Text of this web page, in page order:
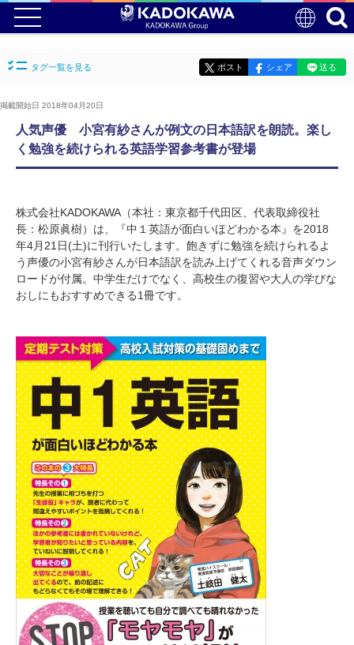
タグ一覧を見る ポスト シェア 送る
掲載開始日 2018年04月20日
人気声優 小宮有紗さんが例文の日本語訳を朗読。楽し
く勉強を続けられる英語学習参考書が登場
株式会社KADOKAWA（本社：東京都千代田区、代表取締役社
長：松原眞樹）は、『中１英語が面白いほどわかる本』を2018
年4月21日(土)に刊行いたします。飽きずに勉強を続けられるよ
う声優の小宮有紗さんが日本語訳を読み上げてくれる音声ダウン
ロードが付属。中学生だけでなく、高校生の復習や大人の学びな
おしにもおすすめできる1冊です。